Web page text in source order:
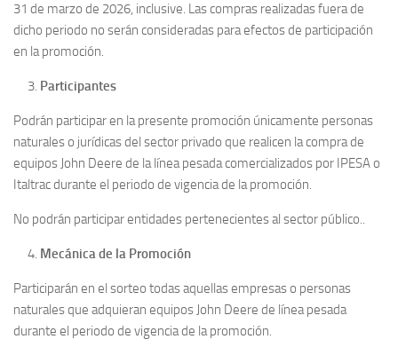
31 de marzo de 2026, inclusive. Las compras realizadas fuera de
dicho periodo no serán consideradas para efectos de participación
en la promoción.
Participantes
Podrán participar en la presente promoción únicamente personas
naturales o jurídicas del sector privado que realicen la compra de
equipos John Deere de la línea pesada comercializados por IPESA o
Italtrac durante el periodo de vigencia de la promoción.
No podrán participar entidades pertenecientes al sector público..
Mecánica de la Promoción
Participarán en el sorteo todas aquellas empresas o personas
naturales que adquieran equipos John Deere de línea pesada
durante el periodo de vigencia de la promoción.